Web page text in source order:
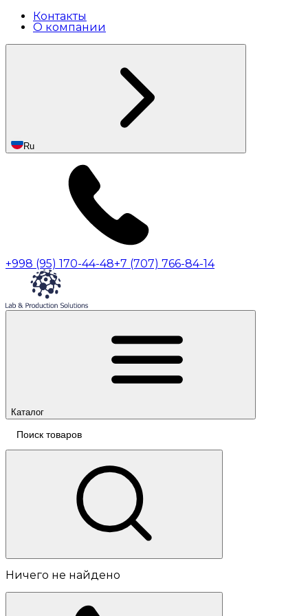
Контакты
О компании
Ru
+998 (95) 170-44-48+7 (707) 766-84-14
Каталог
Ничего не найдено